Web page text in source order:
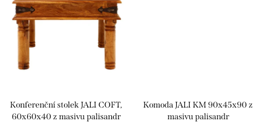
Konferenční stolek JALI COFT,
60x60x40 z masivu palisandr
Komoda JALI KM 90x45x90 z
masivu palisandr